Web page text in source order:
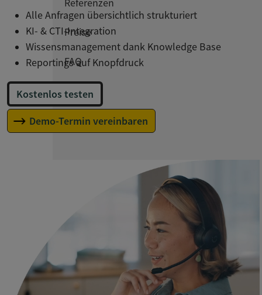
Alle Anfragen übersichtlich strukturiert
KI- & CTI-Integration
Wissensmanagement dank Knowledge Base
Reportings auf Knopfdruck
Kostenlos testen
Demo-Termin vereinbaren
Referenzen
Preise
FAQ